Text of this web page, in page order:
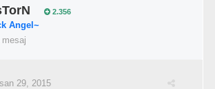
2.356
Angel~
mesaj
29, 2015